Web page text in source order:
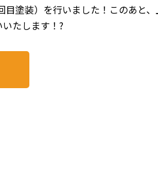
塗装）を行いました！このあと
たします！?